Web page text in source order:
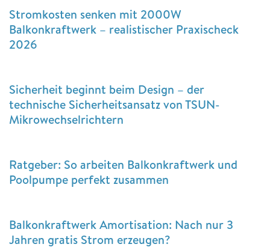
Stromkosten senken mit 2000W
Balkonkraftwerk – realistischer Praxischeck
2026
Sicherheit beginnt beim Design – der
technische Sicherheitsansatz von TSUN-
Mikrowechselrichtern
Ratgeber: So arbeiten Balkonkraftwerk und
Poolpumpe perfekt zusammen
Balkonkraftwerk Amortisation: Nach nur 3
Jahren gratis Strom erzeugen?